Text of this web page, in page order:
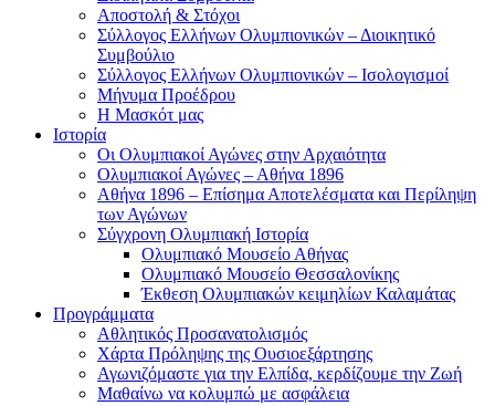
Αποστολή & Στόχοι
Σύλλογος Ελλήνων Ολυμπιονικών – Διοικητικό
Συμβούλιο
Σύλλογος Ελλήνων Ολυμπιονικών – Ισολογισμοί
Μήνυμα Προέδρου
Η Μασκότ μας
Ιστορία
Οι Ολυμπιακοί Αγώνες στην Αρχαιότητα
Ολυμπιακοί Αγώνες – Αθήνα 1896
Αθήνα 1896 – Επίσημα Αποτελέσματα και Περίληψη
των Αγώνων
Σύγχρονη Ολυμπιακή Ιστορία
Ολυμπιακό Μουσείο Αθήνας
Ολυμπιακό Μουσείο Θεσσαλονίκης
Έκθεση Ολυμπιακών κειμηλίων Καλαμάτας
Προγράμματα
Αθλητικός Προσανατολισμός
Χάρτα Πρόληψης της Ουσιοεξάρτησης
Αγωνιζόμαστε για την Ελπίδα, κερδίζουμε την Ζωή
Μαθαίνω να κολυμπώ με ασφάλεια